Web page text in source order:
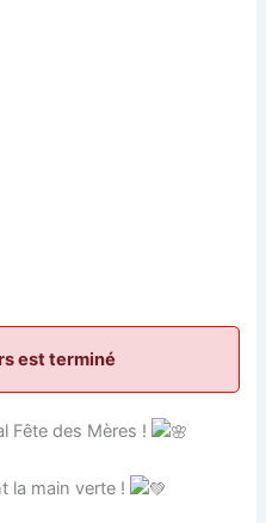
est terminé
Fête des Mères !
la main verte !